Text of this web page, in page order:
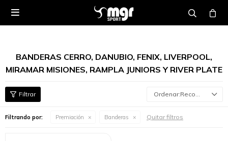

BANDERAS CERRO, DANUBIO, FENIX, LIVERPOOL,
MIRAMAR MISIONES, RAMPLA JUNIORS Y RIVER PLATE
Recomendados
Filtrando por: Premiación Banderas Quitar filtros